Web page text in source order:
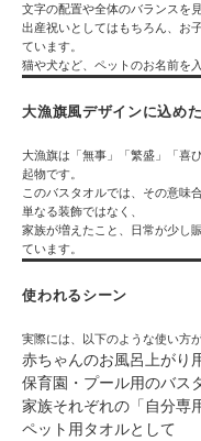
文字の配置や全体のバランスを
出産祝いとしてはもちろん、お
ています。
猫や犬など、ペットのお名前を
大漁旗風デザインに込め
大漁旗は「無事」「繁盛」「喜
起物です。
このバスタオルでは、その意味
単なる装飾ではなく、
家族が増えたこと、日常が少し
ています。
使われるシーン
実際には、以下のような使い方
赤ちゃんのお風呂上がり
保育園・プール用のバス
家族それぞれの「自分専
ペット用タオルとして